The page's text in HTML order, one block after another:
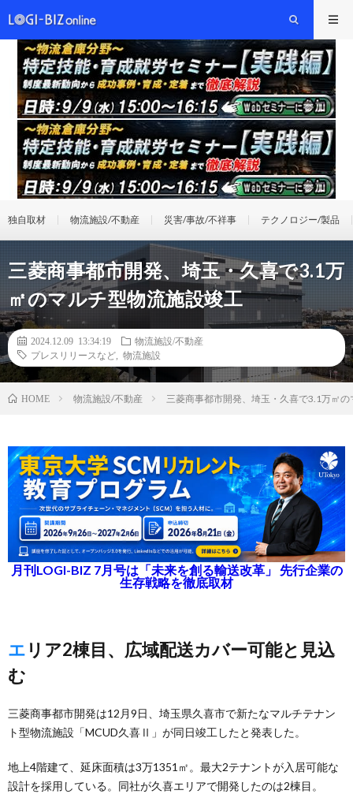
独自取材 物流施設/不動産 災害/事故/不祥事 テクノロジー/製品
三菱商事都市開発、埼玉・久喜で3.1万
㎡のマルチ型物流施設竣工
2024.12.09 13:34:19
物流施設/不動産
プレスリリースなど
物流施設
HOME 物流施設/不動産 三菱商事都市開発、埼玉・久喜で3.1万㎡
月刊LOGI-BIZ 7月号は「未来を創る輸送改革」 先行企業の
生存戦略を徹底取材
エリア2棟目、広域配送カバー可能と見込
む
三菱商事都市開発は12月9日、埼玉県久喜市で新たなマルチテナン
ト型物流施設「MCUD久喜Ⅱ」が同日竣工したと発表した。
地上4階建て、延床面積は3万1351㎡。最大2テナントが入居可能な
設計を採用している。同社が久喜エリアで開発したのは2棟目。